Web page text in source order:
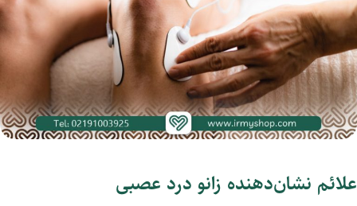
علائم نشان‌دهنده زانو درد عصبی